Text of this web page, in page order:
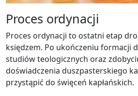
Proces ordynacji
Proces ordynacji to ostatni etap
księdzem. Po ukończeniu formacji
studiów teologicznych oraz
doświadczenia duszpasterskiego
przystąpić do święceń kapłańskich.